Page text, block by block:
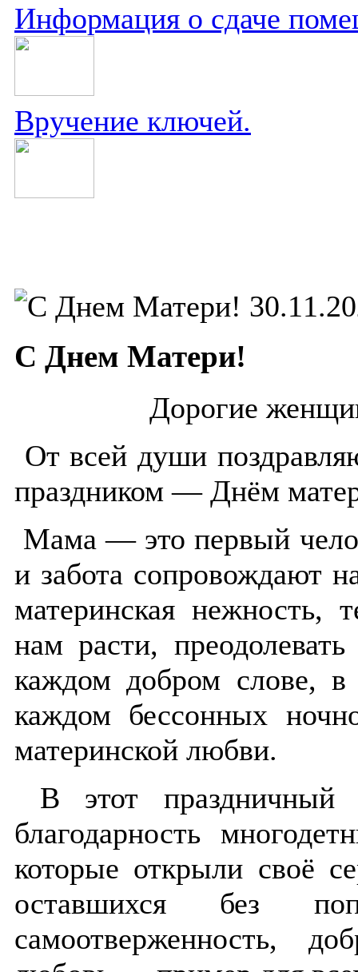
Информация о сдаче
Вручение ключей.
С Днем Матери!
Дорогие
От всей души
праздником — Днём
Мама — это первый
и забота сопровождают
материнская нежность,
нам расти,
каждом добром слове, в
каждом бессонных
материнской любви.
В этот праздничный
благодарность
которые открыли своё
оставшихся без
самоотверженность,